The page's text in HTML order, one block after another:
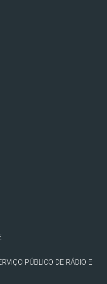
PÚBLICO DE RÁDIO E